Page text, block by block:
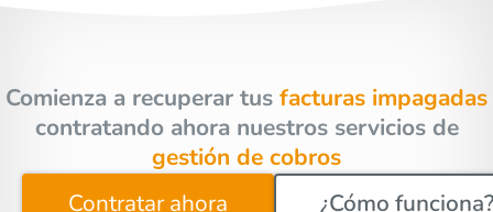
Comienza a recuperar tus facturas impagadas
contratando ahora nuestros servicios de
gestión de cobros
Contratar ahora
¿Cómo funciona?